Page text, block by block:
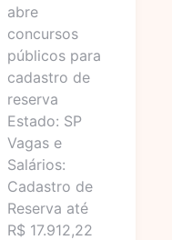
abre
concursos
públicos para
cadastro de
reserva
Estado: SP
Vagas e
Salários:
Cadastro de
Reserva até
R$ 17.912,22